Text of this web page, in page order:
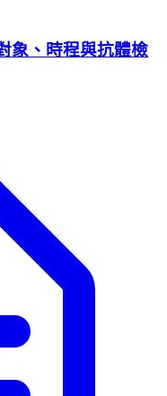
象、時程與抗體檢